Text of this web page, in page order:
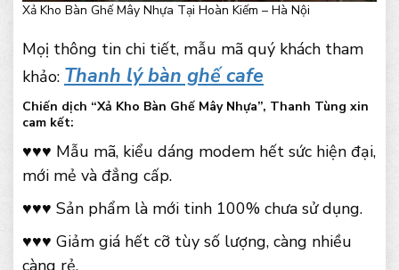
Xả Kho Bàn Ghế Mây Nhựa Tại Hoàn Kiếm – Hà Nội
Mọị thông tin chi tiết, mẫu mã quý khách tham
khảo: Thanh lý bàn ghế cafe
Chiến dịch “Xả Kho Bàn Ghế Mây Nhựa”, Thanh Tùng xin
cam kết:
♥♥♥ Mẫu mã, kiểu dáng modem hết sức hiện đại,
mới mẻ và đẳng cấp.
♥♥♥ Sản phẩm là mới tinh 100% chưa sử dụng.
♥♥♥ Giảm giá hết cỡ tùy số lượng, càng nhiều
càng rẻ.